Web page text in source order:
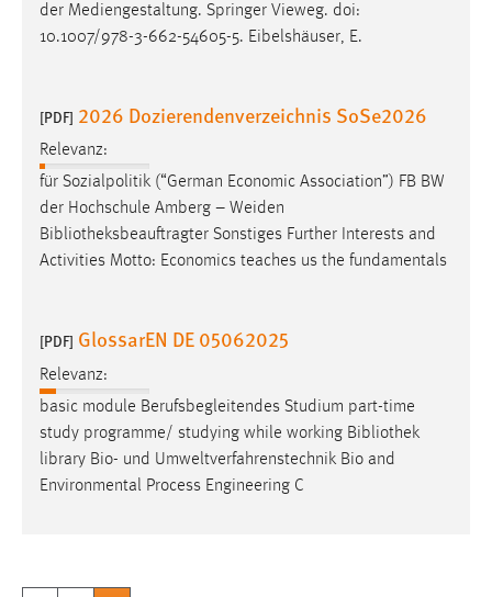
der Mediengestaltung. Springer Vieweg. doi:
10.1007/978-3-662-54605-5. Eibelshäuser, E.
[PDF] 2026 Dozierendenverzeichnis SoSe2026
Relevanz:
für Sozialpolitik (“German Economic Association”) FB BW
der Hochschule Amberg – Weiden
Bibliotheksbeauftragter Sonstiges Further Interests and
Activities Motto: Economics teaches us the fundamentals
[PDF] GlossarEN DE 05062025
Relevanz:
basic module Berufsbegleitendes Studium part-time
study programme/ studying while working Bibliothek
library Bio- und Umweltverfahrenstechnik Bio and
Environmental Process Engineering C
Zweck:
Für performante Seitenauslieferung wird in diesem Cookie
Sprachpräferenz
Name:
site-language-preference
Zweck:
Das Cookie speichert die gewählte Sprache der Website.
Name:
MibewSessionID, MIBEW_UserID, mibew_locale, mibew-
chat-frame-style-5e9dbeb1811c0446
Cookie Laufzeit: